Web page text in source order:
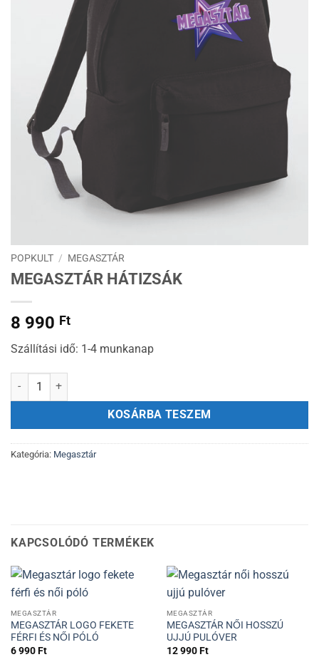
POPKULT / MEGASZTÁR
MEGASZTÁR HÁTIZSÁK
8 990 Ft
Szállítási idő: 1-4 munkanap
Megasztár hátizsák mennyiség
KOSÁRBA TESZEM
Kategória: Megasztár
KAPCSOLÓDÓ TERMÉKEK
MEGASZTÁR
MEGASZTÁR LOGO FEKETE
FÉRFI ÉS NŐI PÓLÓ
6 990Ft
MEGASZTÁR
MEGASZTÁR NŐI HOSSZÚ
UJJÚ PULÓVER
12 990Ft